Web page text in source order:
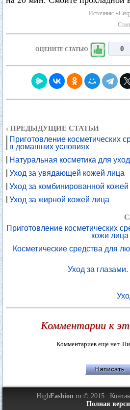
Источник:
ОЦЕНИТЕ СТАТЬЮ 0
‹ ПРЕДЫДУЩИЕ СТАТЬИ
Приготовление косметических
в домашних условиях
Натуральная косметика для
Уход за увядающей кожей лица
Уход за комбинированной кожей
Уход за жирной кожей лица
Приготовление косметических
кожи
Косметические средства для
Уход за
Комментарии к
Комментариев еще нет.
HighFashion.ru © 2015
Полная